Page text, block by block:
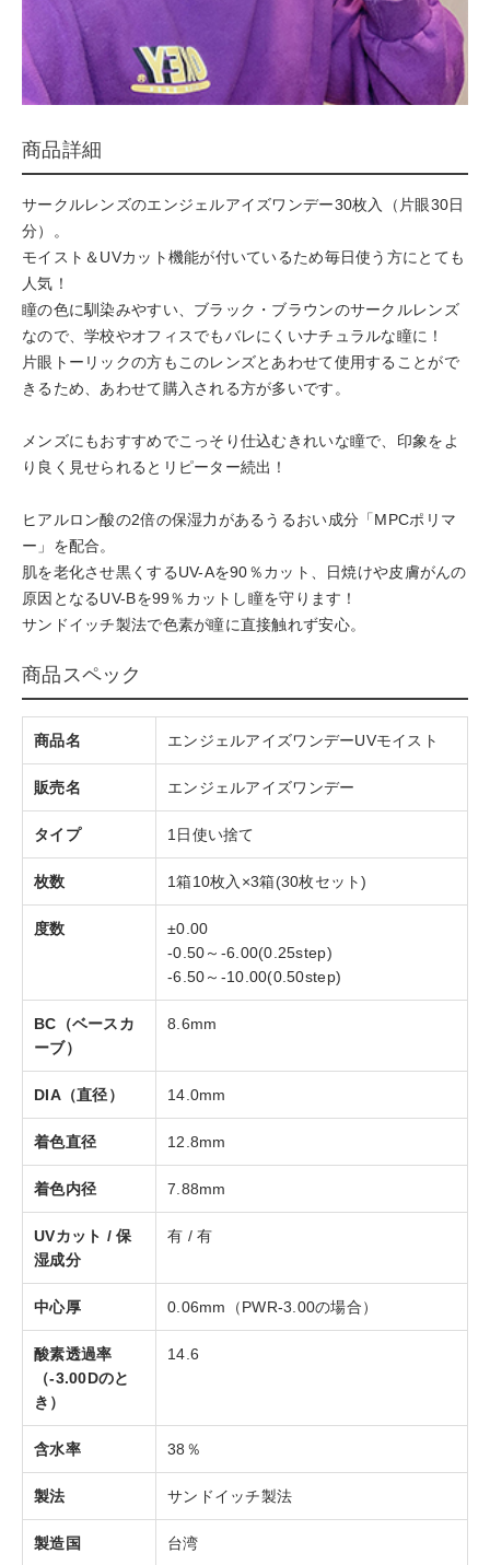
商品詳細
サークルレンズのエンジェルアイズワンデー30枚入（片眼30日
分）。
モイスト＆UVカット機能が付いているため毎日使う方にとても
人気！
瞳の色に馴染みやすい、ブラック・ブラウンのサークルレンズ
なので、学校やオフィスでもバレにくいナチュラルな瞳に！
片眼トーリックの方もこのレンズとあわせて使用することがで
きるため、あわせて購入される方が多いです。
メンズにもおすすめでこっそり仕込むきれいな瞳で、印象をよ
り良く見せられるとリピーター続出！
ヒアルロン酸の2倍の保湿力があるうるおい成分「MPCポリマ
ー」を配合。
肌を老化させ黒くするUV-Aを90％カット、日焼けや皮膚がんの
原因となるUV-Bを99％カットし瞳を守ります！
サンドイッチ製法で色素が瞳に直接触れず安心。
商品スペック
商品名 エンジェルアイズワンデーUVモイスト
販売名 エンジェルアイズワンデー
タイプ 1日使い捨て
枚数 1箱10枚入×3箱(30枚セット)
度数
±0.00
-0.50～-6.00(0.25step)
-6.50～-10.00(0.50step)
BC（ベースカ
ーブ）
8.6mm
DIA（直径） 14.0mm
着色直径 12.8mm
着色内径 7.88mm
UVカット / 保
湿成分
有 / 有
中心厚 0.06mm（PWR-3.00の場合）
酸素透過率
（-3.00Dのと
き）
14.6
含水率 38％
製法 サンドイッチ製法
製造国 台湾